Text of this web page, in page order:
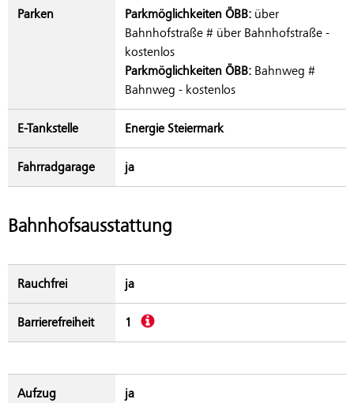
Parken Parkmöglichkeiten ÖBB: über
Bahnhofstraße # über Bahnhofstraße -
kostenlos
Parkmöglichkeiten ÖBB: Bahnweg #
Bahnweg - kostenlos
E-Tankstelle Energie Steiermark
Fahrradgarage ja
Bahnhofsausstattung
Rauchfrei ja
Barrierefreiheit 1 Beschreibung
Aufzug ja